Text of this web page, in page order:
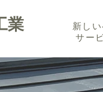
業
新し
サー